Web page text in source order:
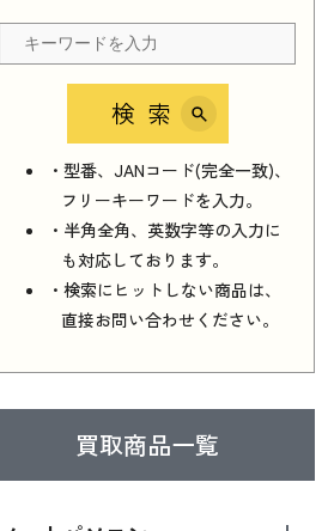
検索
・型番、JANコード(完全一致)、
フリーキーワードを入力。
・半角全角、英数字等の入力に
も対応しております。
・検索にヒットしない商品は、
直接お問い合わせください。
買取商品一覧